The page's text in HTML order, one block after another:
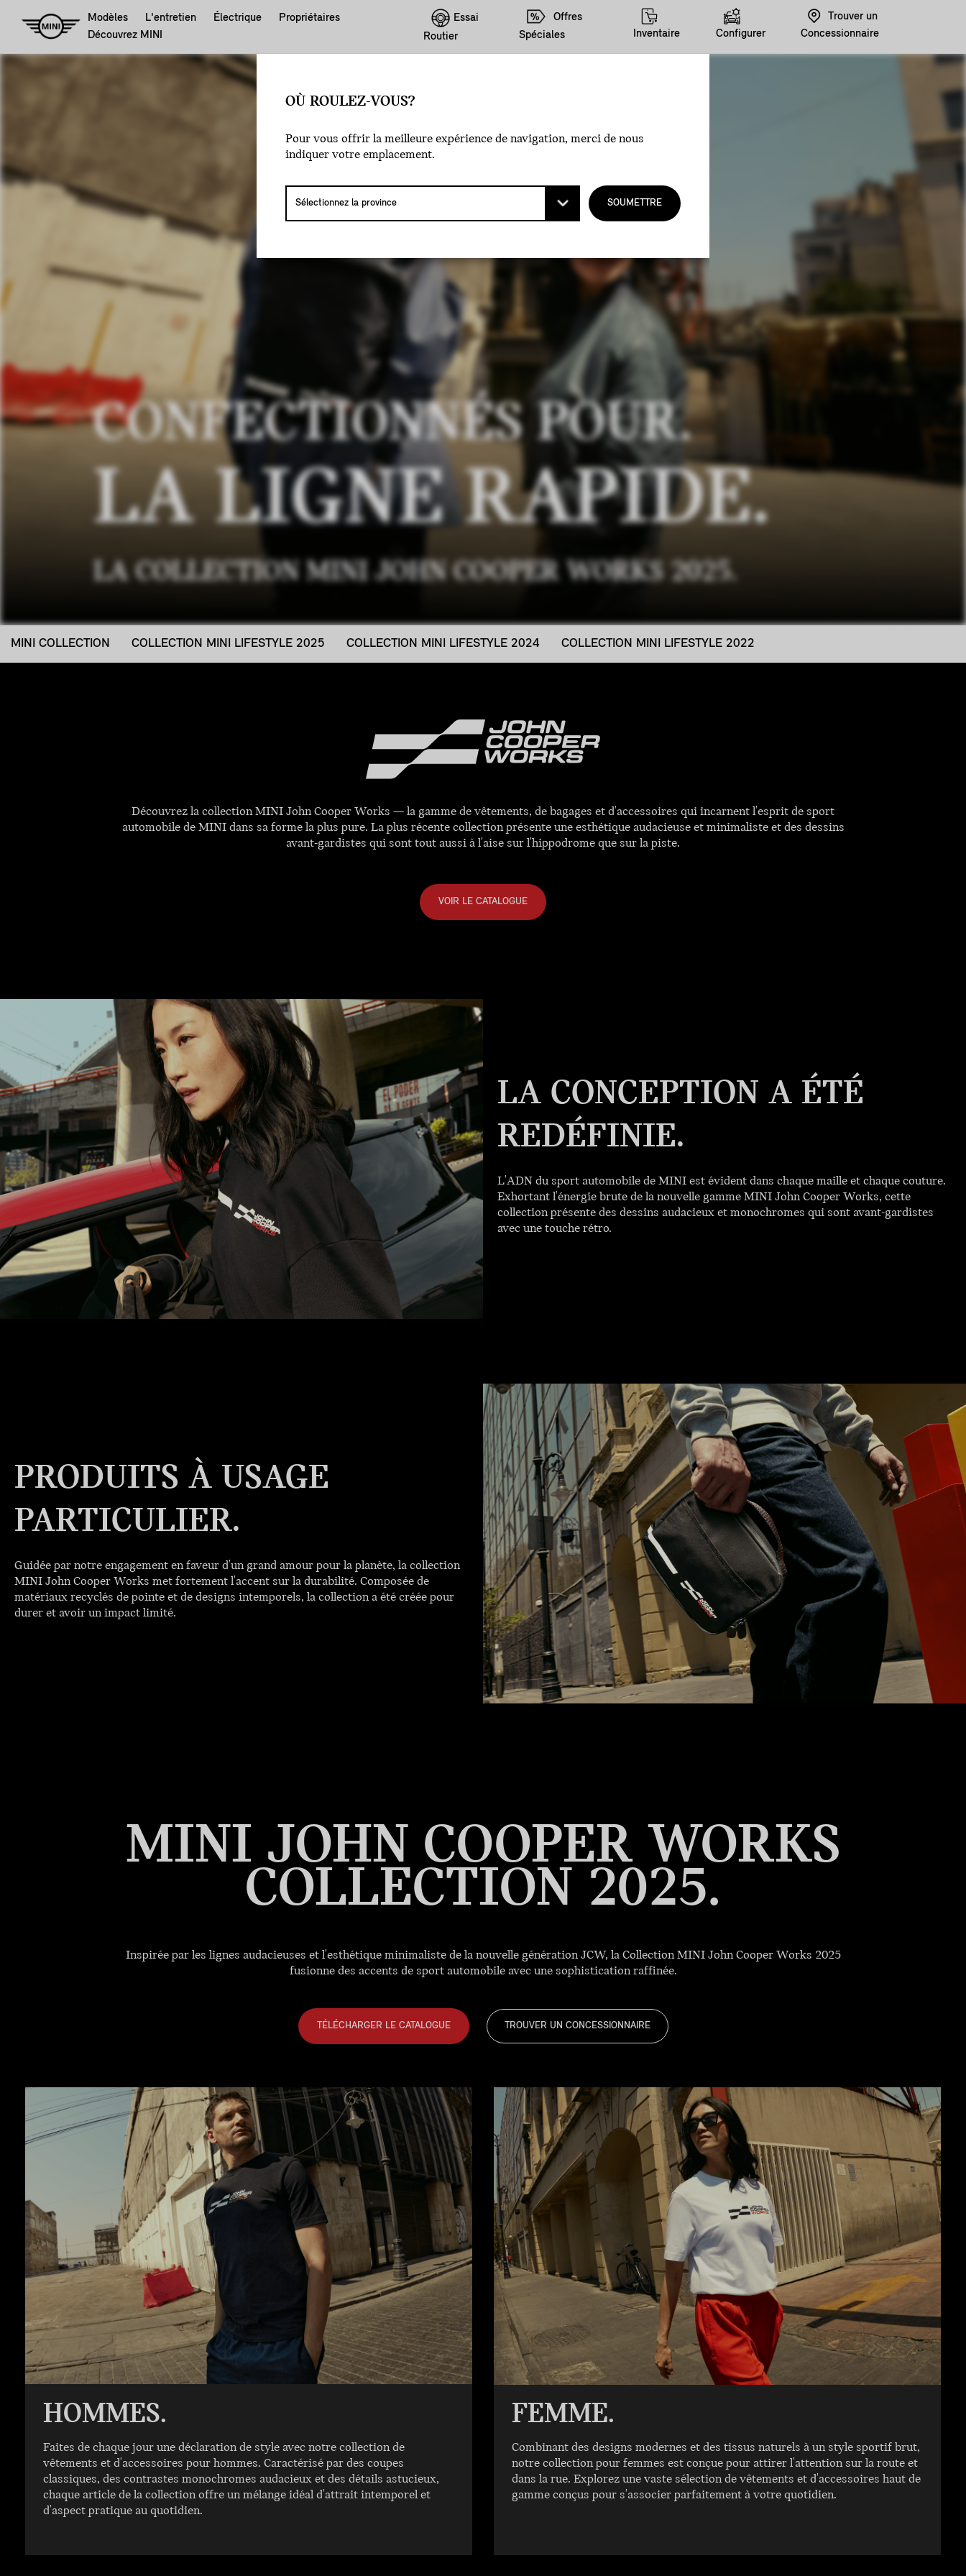
Modèles L'entretien Électrique
Propriétaires
Découvrez MINI
Essai
Routier
Offres
Spéciales
Inventaire Configurer
Trouver un
Concessionnaire
CONFECTIONNÉS POUR.
LA LIGNE RAPIDE.
LA COLLECTION MINI JOHN COOPER WORKS 2025.
MINI COLLECTION COLLECTION MINI LIFESTYLE 2025 COLLECTION MINI LIFESTYLE 2024 COLLECTION MINI LIFESTYLE 2022
Découvrez la collection MINI John Cooper Works — la gamme de vêtements, de bagages et d'accessoires qui incarnent l'esprit de sport
automobile de MINI dans sa forme la plus pure. La plus récente collection présente une esthétique audacieuse et minimaliste et des dessins
avant-gardistes qui sont tout aussi à l'aise sur l'hippodrome que sur la piste.
VOIR LE CATALOGUE
LA CONCEPTION A ÉTÉ
REDÉFINIE.
L'ADN du sport automobile de MINI est évident dans chaque maille et chaque couture.
Exhortant l'énergie brute de la nouvelle gamme MINI John Cooper Works, cette
collection présente des dessins audacieux et monochromes qui sont avant-gardistes
avec une touche rétro.
PRODUITS À USAGE
PARTICULIER.
Guidée par notre engagement en faveur d'un grand amour pour la planète, la collection
MINI John Cooper Works met fortement l'accent sur la durabilité. Composée de
matériaux recyclés de pointe et de designs intemporels, la collection a été créée pour
durer et avoir un impact limité.
MINI JOHN COOPER WORKS
COLLECTION 2025.
Inspirée par les lignes audacieuses et l'esthétique minimaliste de la nouvelle génération JCW, la Collection MINI John Cooper Works 2025
fusionne des accents de sport automobile avec une sophistication raffinée.
TÉLÉCHARGER LE CATALOGUE TROUVER UN CONCESSIONNAIRE
HOMMES.
Faites de chaque jour une déclaration de style avec notre collection de
vêtements et d'accessoires pour hommes. Caractérisé par des coupes
classiques, des contrastes monochromes audacieux et des détails astucieux,
chaque article de la collection offre un mélange idéal d'attrait intemporel et
d'aspect pratique au quotidien.
FEMME.
Combinant des designs modernes et des tissus naturels à un style sportif brut,
notre collection pour femmes est conçue pour attirer l'attention sur la route et
dans la rue. Explorez une vaste sélection de vêtements et d'accessoires haut de
gamme conçus pour s'associer parfaitement à votre quotidien.
OÙ ROULEZ-VOUS?
Pour vous offrir la meilleure expérience de navigation, merci de nous
indiquer votre emplacement.
SOUMETTRE